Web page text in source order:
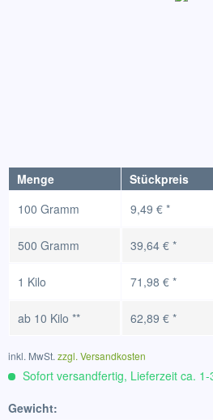
Menge Stückpreis
100 Gramm
9,49 € *
500 Gramm 39,64 € *
1 Kilo 71,98 € *
ab 10 Kilo ** 62,89 € *
inkl. MwSt. zzgl. Versandkosten
Sofort versandfertig, Lieferzeit ca.
Gewicht: